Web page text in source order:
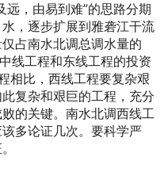
远，由易到难”的思路分期
，逐步扩展到雅砻江干流
占南水北调总调水量的
线工程和东线工程的投资
相比，西线工程要复杂艰
复杂和艰巨的工程，充分
的关键。南水北调西线工
多论证几次。要科学严